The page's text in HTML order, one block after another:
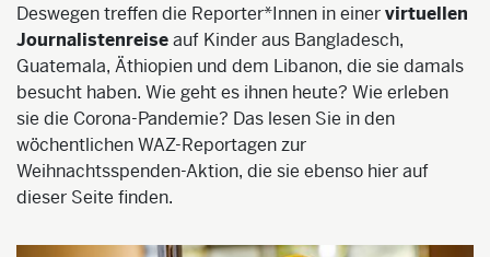
Deswegen treffen die Reporter*Innen in einervirtuellen
Journalistenreiseauf Kinder aus Bangladesch,
Guatemala, Äthiopien und dem Libanon, die sie damals
besucht haben. Wie geht es ihnen heute? Wie erleben
sie die Corona-Pandemie? Das lesen Sie in den
wöchentlichen WAZ-Reportagen zur
Weihnachtsspenden-Aktion, die sie ebenso hier auf
dieser Seite finden.